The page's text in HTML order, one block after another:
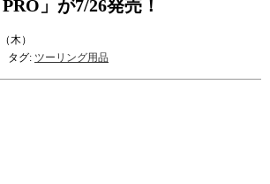
」が7/26発売！
木）
タグ: ツーリング用品